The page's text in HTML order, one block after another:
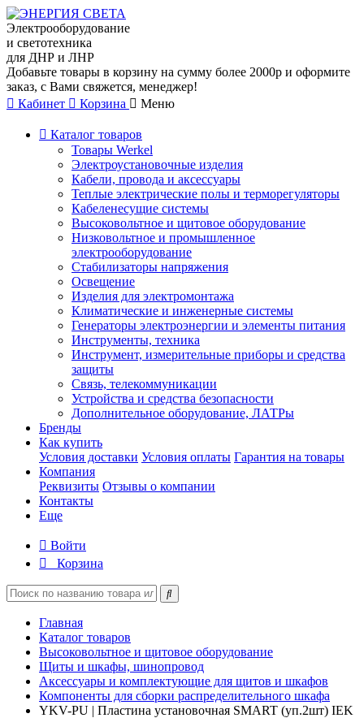
Электрооборудование
и светотехника
для ДНР и ЛНР
Добавьте товары в корзину на сумму более 2000р и оформите
заказ, с Вами свяжется, менеджер!
Кабинет
Корзина Меню
Каталог товаров
Товары Werkel
Электроустановочные изделия
Кабели, провода и аксессуары
Теплые электрические полы и терморегуляторы
Кабеленесущие системы
Высоковольтное и щитовое оборудование
Низковольтное и промышленное
электрооборудование
Стабилизаторы напряжения
Освещение
Изделия для электромонтажа
Климатические и инженерные системы
Генераторы электроэнергии и элементы питания
Инструменты, техника
Инструмент, измерительные приборы и средства
защиты
Связь, телекоммуникации
Устройства и средства безопасности
Дополнительное оборудование, ЛАТРы
Бренды
Как купить
Условия доставки Условия оплаты Гарантия на товары
Компания
Реквизиты Отзывы о компании
Контакты
Еще
Войти
Корзина
Главная
Каталог товаров
Высоковольтное и щитовое оборудование
Щиты и шкафы, шинопровод
Аксессуары и комплектующие для щитов и шкафов
Компоненты для сборки распределительного шкафа
YKV-PU | Пластина установочная SMART (уп.2шт) IEK